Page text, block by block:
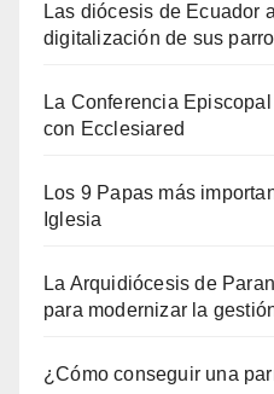
Las diócesis de Ecuador
digitalización de sus
La Conferencia
con Ecclesiared
Los 9 Papas más
Iglesia
La Arquidiócesis de
para modernizar la
¿Cómo conseguir una